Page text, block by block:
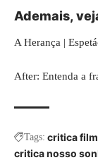
Ademais,
A Herança |
After: Entenda a
Tags: critica
critica nosso